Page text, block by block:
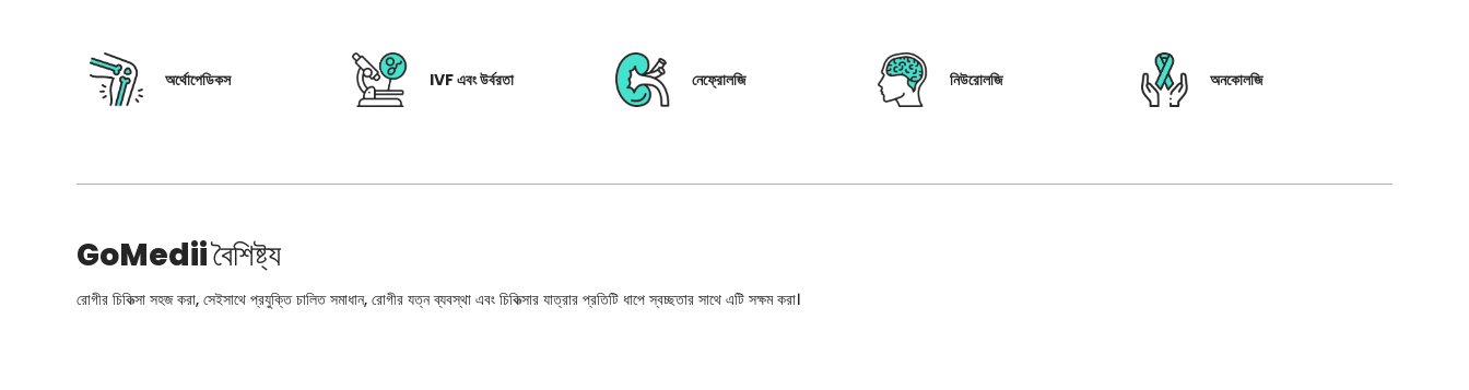
অর্থোপেডিকস IVF এবং উর্বরতা নেফ্রোলজি নিউরোলজি অনকোলজি
GoMediiবৈশিষ্ট্য
রোগীর চিকিত্সা সহজ করা, সেইসাথে প্রযুক্তি চালিত সমাধান, রোগীর যত্ন ব্যবস্থা এবং চিকিত্সার যাত্রার প্রতিটি ধাপে স্বচ্ছতার সাথে এটি সক্ষম করা।